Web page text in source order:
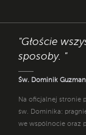
"Głoście
sposoby. "
Św. Dominik Guzman
Na oficjalnej stronie
św. Dominika:
we wspólnocie oraz